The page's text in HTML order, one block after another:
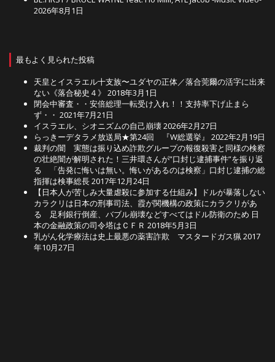
2026年8月1日
最もよく見られた投稿
天皇とイスラエル十支族〜ユダヤの正体／落合莞爾の活字に出来
ない《落合秘史４》 2018年3月1日
閉会中審査・・安倍総理一転受け入れ！！支持率下げ止まら
ず・・ 2021年7月21日
イスラエル、シオニズムの自己崩壊2026年2月27日
らっきーデタラメ放送局★第24回 『W総選挙』
2022年2月19日
裁判の闇 実態は振り込め詐欺グループの報復殺害と同様の検察
の壮絶闇が解明された！三井環さんが”口封じ逮捕事件”を振り返
る 「告発に悔いは無い。悔いがあるのは検察」口封じ逮捕の総
指揮は検事総長2017年12月24日
【日本人が苦しみ大量虐殺に参加する仕組み】ドルが暴落しない
カラクリは日本の刑事司法、霞が関機構の政策にカラクリがあ
る 足利銀行倒産、バブル崩壊などすべてはドル防衛のため 日
本の金融政策の司令塔はＣＦＲ 2018年5月3日
乳がん化学療法は史上最悪の薬害詐欺 マスタードガス猟 2017
年10月27日